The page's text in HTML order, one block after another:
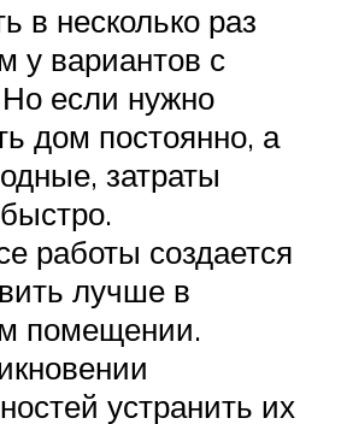
в несколько раз
у вариантов с
если нужно
дом постоянно, а
затраты
работы создается
лучше в
помещении.
устранить их